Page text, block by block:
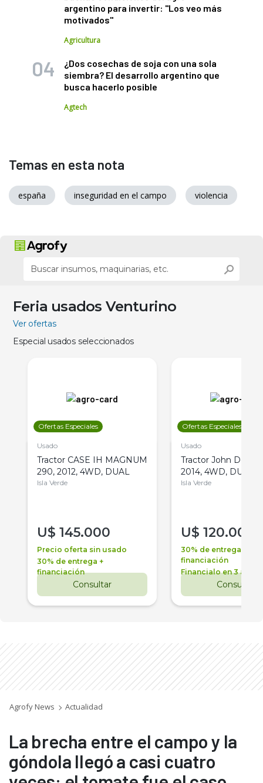
argentino para invertir: "Los veo más
motivados"
Agricultura
¿Dos cosechas de soja con una sola
siembra? El desarrollo argentino que
busca hacerlo posible
Agtech
Temas en esta nota
españa inseguridad en el campo violencia
Feria usados Venturino
Ver ofertas
Especial usados seleccionados
Ofertas Especiales
Usado
Tractor CASE IH MAGNUM
290, 2012, 4WD, DUAL
Isla Verde
U$ 145.000
Precio oferta sin usado
30% de entrega +
financiación
Consultar
Ofertas Especiales
Usado
Tractor John Deere
2014, 4WD, DUAL
Isla Verde
U$ 120.000
30% de entrega +
financiación
Financialo en 3 años
Consultar
Agrofy News Actualidad
La brecha entre el campo y la
góndola llegó a casi cuatro